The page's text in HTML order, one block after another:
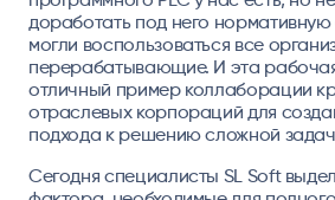
доработать под него нормативную
могли воспользоваться все
перерабатывающие. И эта
отличный пример коллаборации
отраслевых корпораций для
подхода к решению сложной
Сегодня специалисты SL Soft